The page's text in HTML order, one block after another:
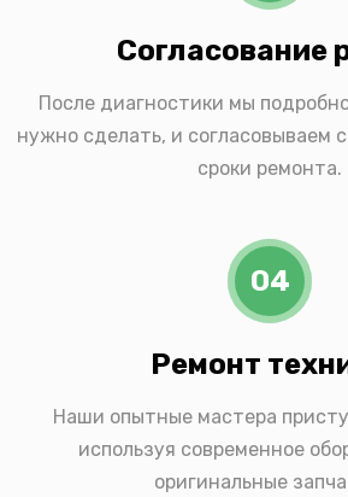
Согласование
После диагностики мы
нужно сделать, и согласовываем
сроки ремонта.
04
Ремонт
Наши опытные мастера
используя современное
оригинальные